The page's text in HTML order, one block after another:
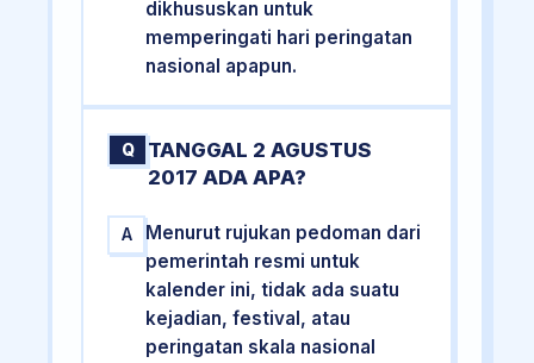
dikhususkan untuk
memperingati hari peringatan
nasional apapun.
Q
TANGGAL 2 AGUSTUS
2017 ADA APA?
A
Menurut rujukan pedoman dari
pemerintah resmi untuk
kalender ini, tidak ada suatu
kejadian, festival, atau
peringatan skala nasional